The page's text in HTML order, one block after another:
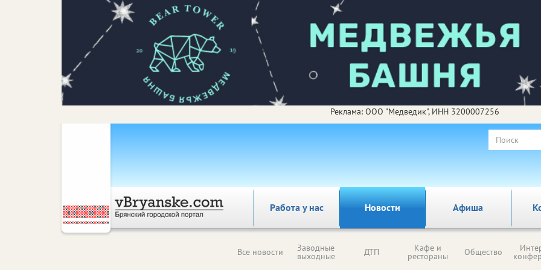
Реклама: ООО "Медведик", ИНН 3200007256
Работа у нас Новости Афиша
Все новости Заводные
выходные ДТП Кафе и
рестораны Общество